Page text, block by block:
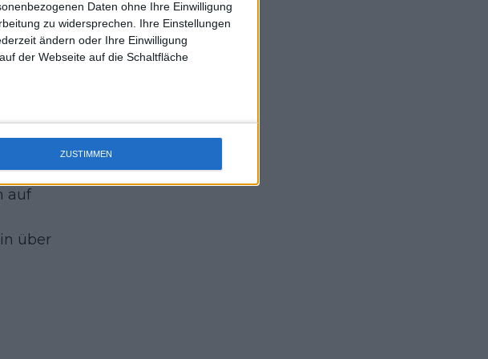
Daten ohne Ihre Einwilligung
zu widersprechen. Ihre Einstellungen
ändern oder Ihre Einwilligung
der Webseite auf die Schaltfläche
ZUSTIMMEN
auf
über
uss J-L-Struff wahrscheinlich morge 3 Spiele absolvieren (2.
mal Einzel 1x Doppel) dank der hervorragenden Unterstützung
des Kommentators für F-A-A